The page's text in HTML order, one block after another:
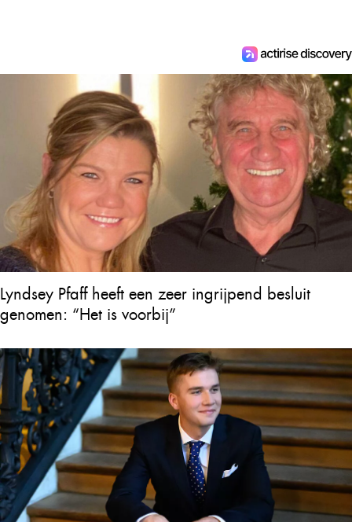
Lyndsey Pfaff heeft een zeer ingrijpend besluit
genomen: “Het is voorbij”